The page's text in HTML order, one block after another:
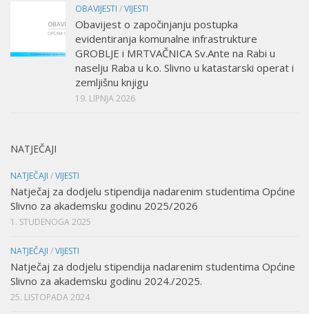
OBAVIJESTI /VIJESTI
Obavijest o započinjanju postupka
evidentiranja komunalne infrastrukture
GROBLJE i MRTVAČNICA Sv.Ante na Rabi u
naselju Raba u k.o. Slivno u katastarski operat i
zemljišnu knjigu
19. LIPNJA 2026
NATJEČAJI
NATJEČAJI /VIJESTI
Natječaj za dodjelu stipendija nadarenim studentima Općine
Slivno za akademsku godinu 2025/2026
1. STUDENOGA 2025
NATJEČAJI /VIJESTI
Natječaj za dodjelu stipendija nadarenim studentima Općine
Slivno za akademsku godinu 2024./2025.
25. LISTOPADA 2024